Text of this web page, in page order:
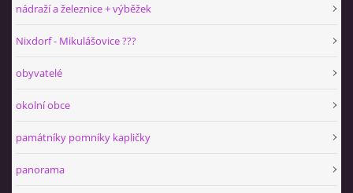
nádraží a železnice + výběžek
Nixdorf - Mikulášovice ???
obyvatelé
okolní obce
památníky pomníky kapličky
panorama